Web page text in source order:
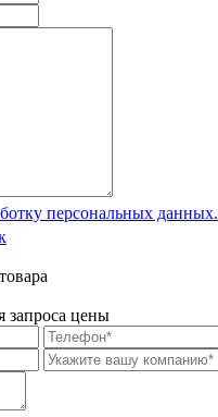
персональных данных.
запроса цены